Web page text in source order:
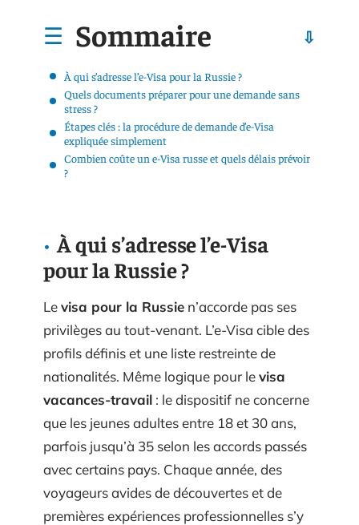
Sommaire
À qui s’adresse l’e-Visa pour la Russie ?
Quels documents préparer pour une demande sans
stress ?
Étapes clés : la procédure de demande d’e-Visa
expliquée simplement
Combien coûte un e-Visa russe et quels délais prévoir
?
À qui s’adresse l’e-Visa
pour la Russie ?
Levisa pour la Russie n’accorde pas ses
privilèges au tout-venant. L’e-Visa cible des
profils définis et une liste restreinte de
nationalités. Même logique pour levisa
vacances-travail : le dispositif ne concerne
que les jeunes adultes entre 18 et 30 ans,
parfois jusqu’à 35 selon les accords passés
avec certains pays. Chaque année, des
voyageurs avides de découvertes et de
premières expériences professionnelles s’y